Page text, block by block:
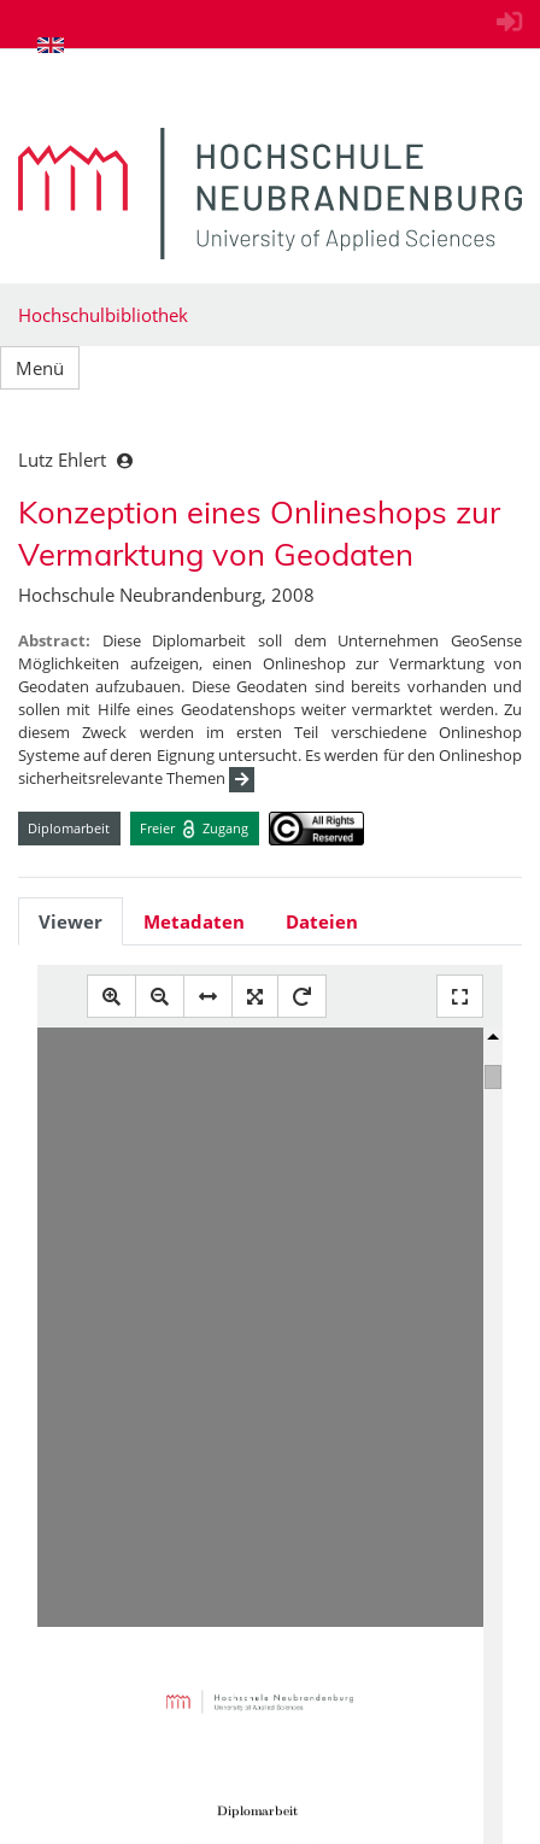
zum Inhalt springen
Hochschulbibliothek
Menü
Lutz Ehlert
Konzeption eines Onlineshops zur
Vermarktung von Geodaten
Hochschule Neubrandenburg, 2008
Abstract: Diese Diplomarbeit soll dem Unternehmen GeoSense
Möglichkeiten aufzeigen, einen Onlineshop zur Vermarktung von
Geodaten aufzubauen. Diese Geodaten sind bereits vorhanden und
sollen mit Hilfe eines Geodatenshops weiter vermarktet werden. Zu
diesem Zweck werden im ersten Teil verschiedene Onlineshop
Systeme auf deren Eignung untersucht. Es werden für den Onlineshop
sicherheitsrelevante Themen
Diplomarbeit Freier Zugang
Viewer Metadaten Dateien
Diplomarbeit